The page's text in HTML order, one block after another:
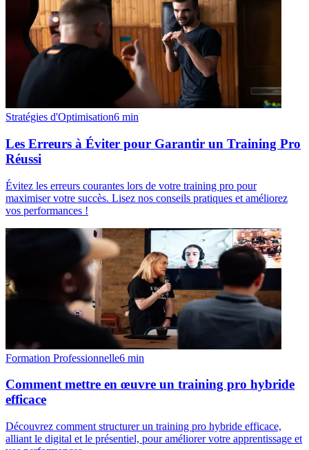
Stratégies d'Optimisation6 min
Les Erreurs à Éviter pour Garantir un Training Pro
Réussi
Évitez les erreurs courantes lors de votre training pro pour
maximiser votre succès. Lisez nos conseils pratiques et améliorez
vos performances !
Formation Professionnelle6 min
Comment mettre en œuvre un training pro hybride
efficace
Découvrez comment structurer un training pro hybride efficace,
alliant le digital et le présentiel, pour améliorer votre apprentissage et